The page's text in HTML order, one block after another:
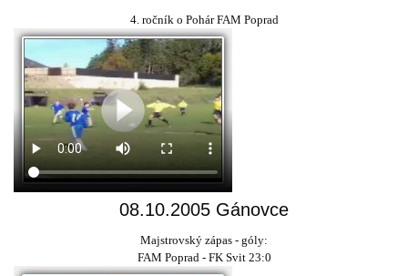
4. ročník o Pohár FAM Poprad
08.10.2005 Gánovce
Majstrovský zápas - góly:
FAM Poprad - FK Svit 23:0